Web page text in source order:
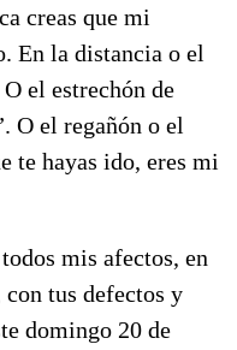
creas que mi
En la distancia o el
el estrechón de
O el regañón o el
te hayas ido, eres mi
mis afectos, en
tus defectos y
domingo 20 de